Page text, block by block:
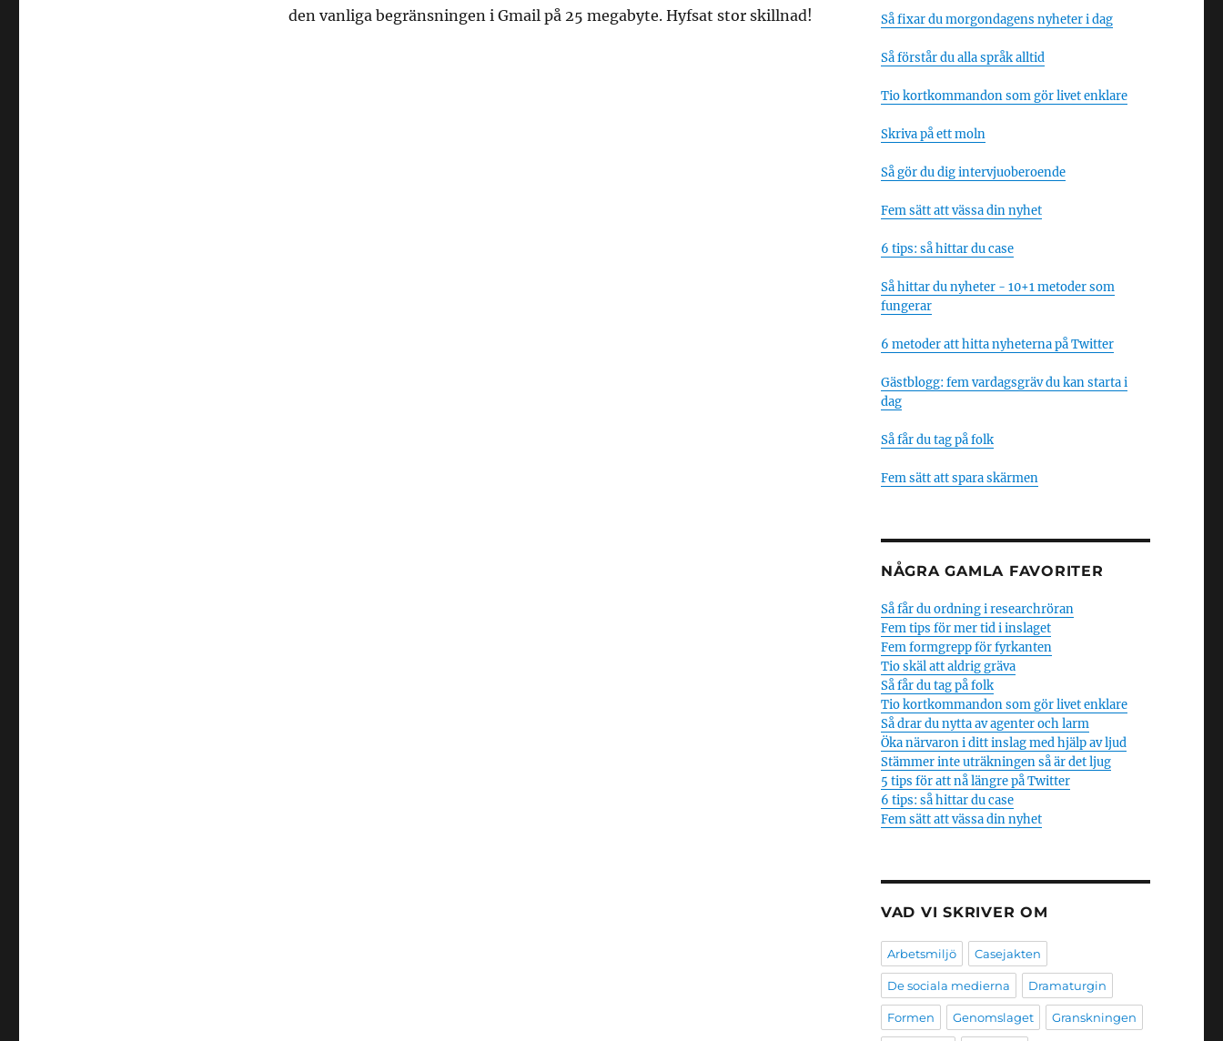
den vanliga begränsningen i Gmail på 25 megabyte. Hyfsat stor skillnad!
Så fixar du morgondagens nyheter i dag
Så förstår du alla språk alltid
Tio kortkommandon som gör livet enklare
Skriva på ett moln
Så gör du dig intervjuoberoende
Fem sätt att vässa din nyhet
6 tips: så hittar du case
Så hittar du nyheter - 10+1 metoder som
fungerar
6 metoder att hitta nyheterna på Twitter
Gästblogg: fem vardagsgräv du kan starta i
dag
Så får du tag på folk
Fem sätt att spara skärmen
NÅGRA GAMLA FAVORITER
Så får du ordning i researchröran
Fem tips för mer tid i inslaget
Fem formgrepp för fyrkanten
Tio skäl att aldrig gräva
Så får du tag på folk
Tio kortkommandon som gör livet enklare
Så drar du nytta av agenter och larm
Öka närvaron i ditt inslag med hjälp av ljud
Stämmer inte uträkningen så är det ljug
5 tips för att nå längre på Twitter
6 tips: så hittar du case
Fem sätt att vässa din nyhet
VAD VI SKRIVER OM
Arbetsmiljö Casejakten
De sociala medierna Dramaturgin
Formen Genomslaget Granskningen